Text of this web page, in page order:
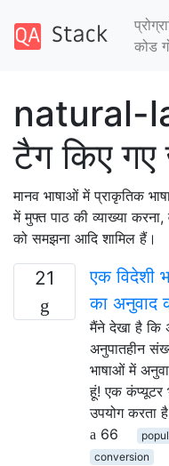
कोड
natural-
टैग किए गए
मानव भाषाओं में प्राकृतिक
में मुफ्त पाठ की व्याख्या
को समझना आदि शामिल हैं।
21
एक विदेशी
का अनुवाद
मैंने देखा है कि
अनुपातहीन
भाषाओं में
हूं! एक कंप्यूटर
उपयोग करता
66
conversion